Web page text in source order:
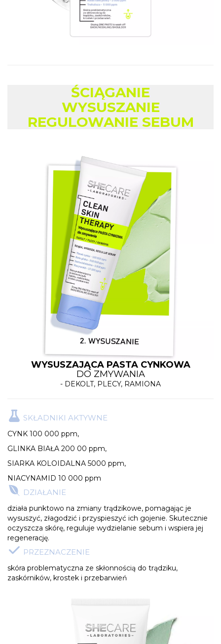
ŚCIĄGANIE
WYSUSZANIE
REGULOWANIE SEBUM
WYSUSZAJĄCA PASTA CYNKOWA
DO ZMYWANIA
- DEKOLT, PLECY, RAMIONA
SKŁADNIKI AKTYWNE
CYNK 100 000 ppm,
GLINKA BIAŁA 200 00 ppm,
SIARKA KOLOIDALNA 5000 ppm,
NIACYNAMID 10 000 ppm
DZIAŁANIE
działa punktowo na zmiany trądzikowe, pomagając je
wysuszyć, złagodzić i przyspieszyć ich gojenie. Skutecznie
oczyszcza skórę, reguluje wydzielanie sebum i wspiera jej
regenerację.
PRZEZNACZENIE
skóra problematyczna ze skłonnością do trądziku,
zaskórników, krostek i przebarwień